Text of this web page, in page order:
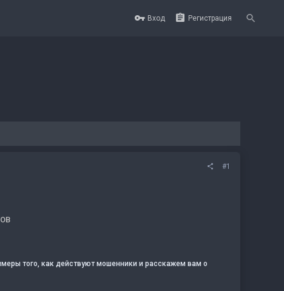
Вход Регистрация
#1
того, как действуют мошенники и расскажем вам о